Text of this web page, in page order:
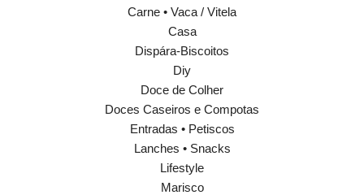
Carne • Vaca / Vitela
Casa
Dispára-Biscoitos
Diy
Doce de Colher
Doces Caseiros e Compotas
Entradas • Petiscos
Lanches • Snacks
Lifestyle
Marisco